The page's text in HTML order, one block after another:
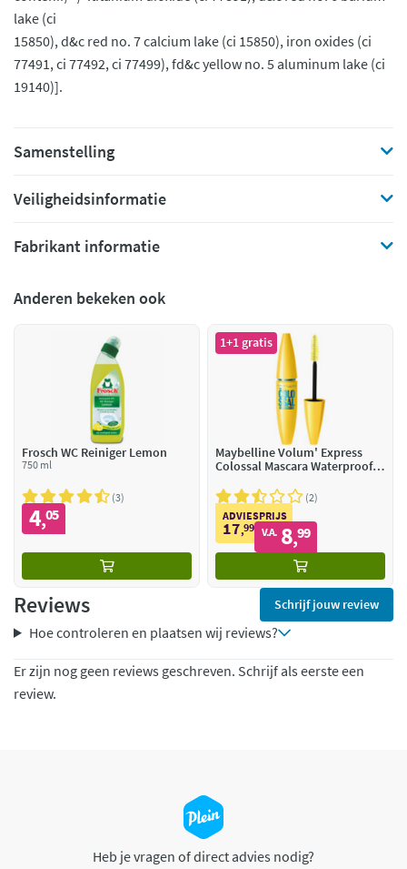
lake (ci
15850), d&c red no. 7 calcium lake (ci 15850), iron oxides (ci
77491, ci 77492, ci 77499), fd&c yellow no. 5 aluminum lake (ci
19140)].
Samenstelling
Veiligheidsinformatie
Fabrikant informatie
Anderen bekeken ook
Frosch WC Reiniger Lemon
750 ml
3
4,05
1+1 gratis
Maybelline Volum' Express
Colossal Mascara Waterproof
2
ADVIESPRIJS
17,99 V.A. 8,99
Reviews Schrijf jouw review
Hoe controleren en plaatsen wij reviews?
Er zijn nog geen reviews geschreven. Schrijf als eerste een
review.
Heb je vragen of direct advies nodig?